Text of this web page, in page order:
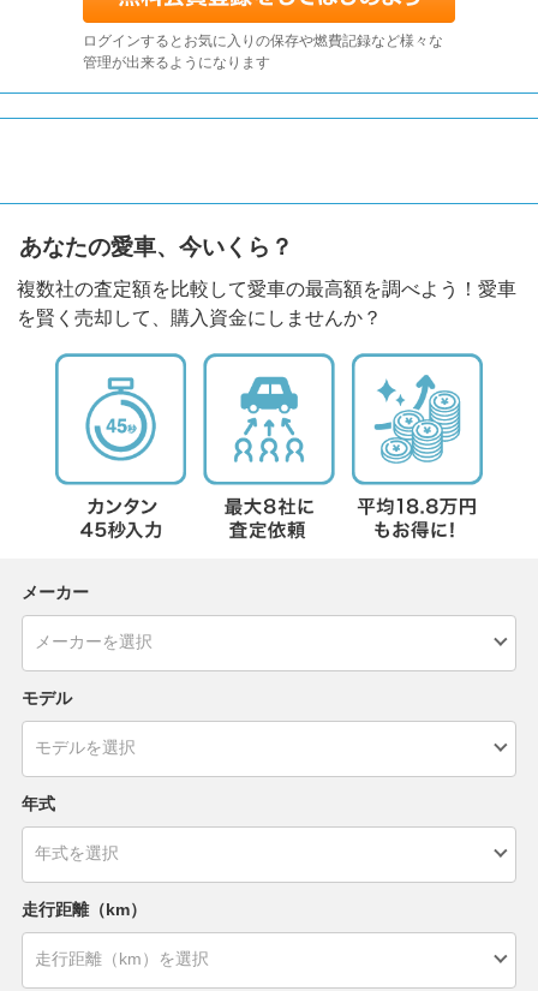
ログインするとお気に入りの保存や燃費記録など様々な
管理が出来るようになります
あなたの愛車、今いくら？
複数社の査定額を比較して愛車の最高額を調べよう！愛車
を賢く売却して、購入資金にしませんか？
メーカー
モデル
年式
走行距離（km）